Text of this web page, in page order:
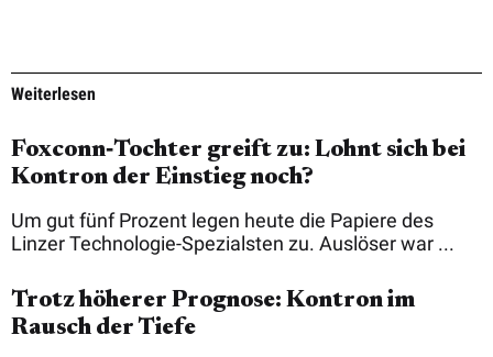
Weiterlesen
Foxconn‑Tochter greift zu: Lohnt sich bei
Kontron der Einstieg noch?
Um gut fünf Prozent legen heute die Papiere des
Linzer Technologie-Spezialsten zu. Auslöser war ...
Trotz höherer Prognose: Kontron im
Rausch der Tiefe